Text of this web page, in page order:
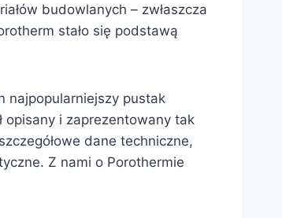
budowlanych – zwłaszcza
stało się podstawą
najpopularniejszy pustak
opisany i zaprezentowany tak
dane techniczne,
Z nami o Porothermie